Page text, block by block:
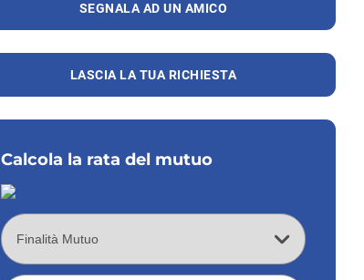
SEGNALA AD UN AMICO
LASCIA LA TUA RICHIESTA
Calcola la rata del mutuo